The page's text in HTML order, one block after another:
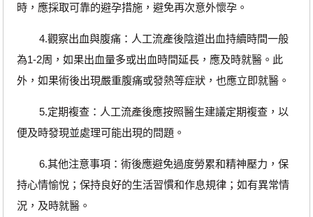
時，應採取可靠的避孕措施，避免再次意外懷孕。
4.觀察出血與腹痛：人工流產後陰道出血持續時間一般
為1-2周，如果出血量多或出血時間延長，應及時就醫。此
外，如果術後出現嚴重腹痛或發熱等症狀，也應立即就醫。
5.定期複查：人工流產後應按照醫生建議定期複查，以
便及時發現並處理可能出現的問題。
6.其他注意事項：術後應避免過度勞累和精神壓力，保
持心情愉悅；保持良好的生活習慣和作息規律；如有異常情
況，及時就醫。